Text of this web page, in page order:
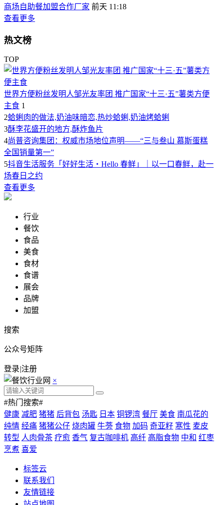
商场自助餐加盟合作厂家 前天 11:18
查看更多
热文榜
TOP
世界方便粉丝发明人邹光友率团 推广国家“十三·五”薯类方便
主食 1
2蛤蜊肉的做法,奶油味暗恋,热炒蛤蜊,奶油烤蛤蜊
3酥李花盛开的地方,酥炸鱼片
4尚普咨询集团：权威市场地位声明——“三与叁山 慕斯蛋糕
全国销量第一”
5抖音生活服务「好好生活・Hello 春鲜」｜以一口春鲜，赴一
场春日之约
查看更多
行业
餐饮
食品
美食
食材
食谱
展会
品牌
加盟
搜索
公众号矩阵
登录|注册
×
#热门搜索#
健康 减肥 猪猪 后背包 汤匙 日本 铜锣湾 餐厅 美食 南瓜花的
纯情 经痛 猪猪公仔 烧肉罐 牛蒡 食物 加码 奇亚籽 寒性 麦皮
转型 人肉骨茶 疗愈 香气 复古咖啡机 高纤 高脂食物 中和 红枣
烹煮 喜爱
标签云
联系我们
友情链接